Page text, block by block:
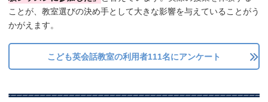
ことが、教室選びの決め手として大きな影響を与えていることがう
かがえます。
こども英会話教室の利用者111名にアンケート